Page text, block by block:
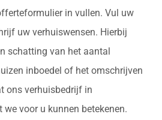
in vullen. Vul uw
uw verhuiswensen. Hierbij
schatting van het aantal
inboedel of het omschrijven
ons verhuisbedrijf in
voor u kunnen betekenen.